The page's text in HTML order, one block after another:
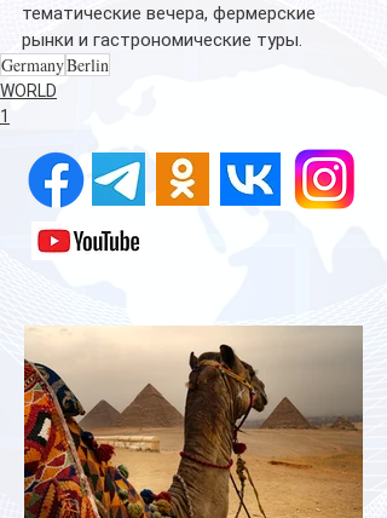
тематические вечера, фермерские
рынки и гастрономические туры.
GermanyBerlin
WORLD
1